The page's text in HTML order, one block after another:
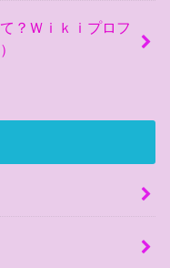
？Ｗｉｋｉプロフ